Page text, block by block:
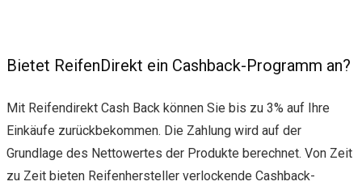
Bietet ReifenDirekt ein Cashback-Programm an?
Mit Reifendirekt Cash Back können Sie bis zu 3% auf Ihre
Einkäufe zurückbekommen. Die Zahlung wird auf der
Grundlage des Nettowertes der Produkte berechnet. Von Zeit
zu Zeit bieten Reifenhersteller verlockende Cashback-